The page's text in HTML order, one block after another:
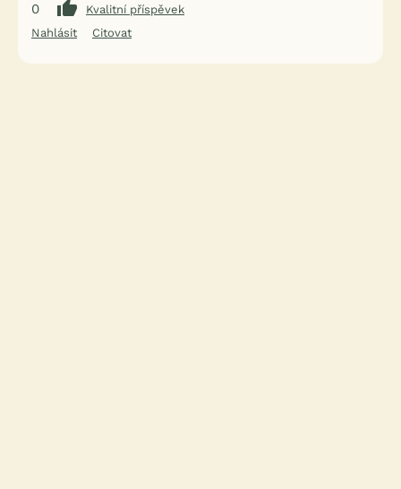
0
Kvalitní příspěvek
Nahlásit
Citovat